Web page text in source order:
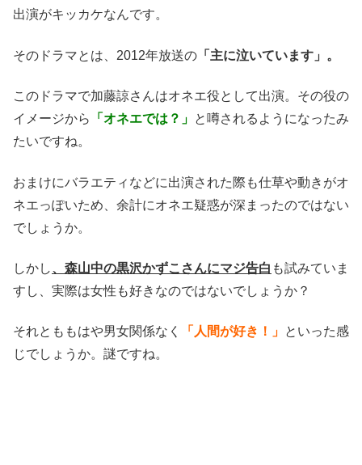
出演がキッカケなんです。
そのドラマとは、2012年放送の 「主に泣いています」。
このドラマで加藤諒さんはオネエ役として出演。 その役の
イメージから
「オネエでは？」 と噂されるようになったみ
たいですね。
おまけにバラエティなどに出演された際も仕草や動きがオ
ネエっぽいため、余計にオネエ疑惑が深まったのではない
でしょうか。
しかし、森山中の黒沢かずこさんにマジ告白 も試みていま
すし、実際は女性も好きなのではないでしょうか？
それとももはや男女関係なく 「人間が好き！」 といった感
じでしょうか。謎ですね。